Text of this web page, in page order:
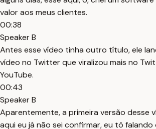
valor aos meus clientes.
00:38
Speaker B
Antes esse vídeo tinha outro título, ele
vídeo no Twitter que viralizou mais no
YouTube.
00:43
Speaker B
Aparentemente, a primeira versão desse
aqui eu já não sei confirmar, eu tô falando